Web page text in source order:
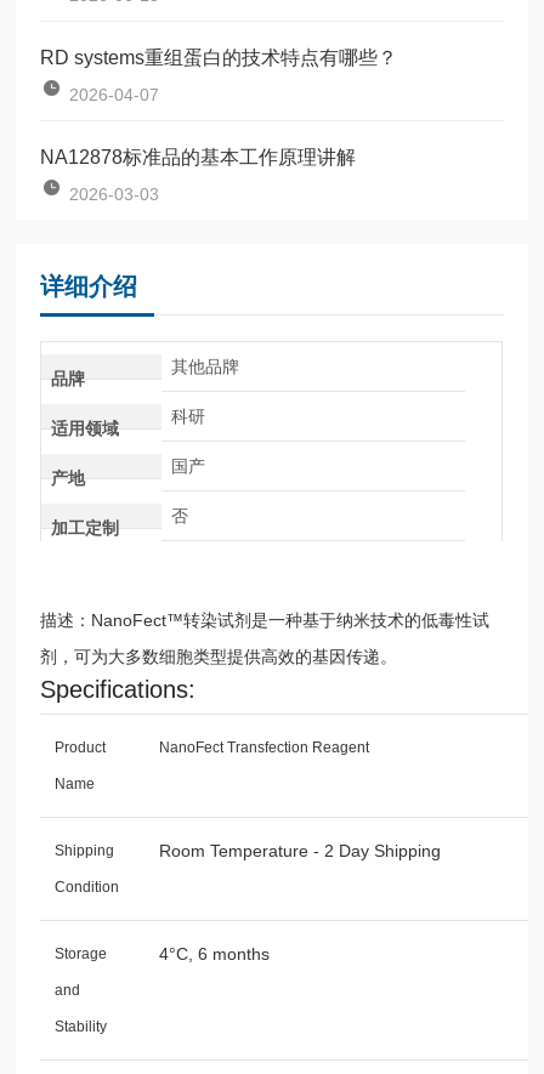
RD systems重组蛋白的技术特点有哪些？
2026-04-07
NA12878标准品的基本工作原理讲解
2026-03-03
详细介绍
品牌
其他品牌
适用领域
科研
产地
国产
加工定制
否
描述：NanoFect™转染试剂是一种基于纳米技术的低毒性试
剂，可为大多数细胞类型提供高效的基因传递。
Specifications:
Product
Name
NanoFect Transfection Reagent
Shipping
Condition
Room Temperature - 2 Day Shipping
Storage
and
Stability
4°C, 6 months